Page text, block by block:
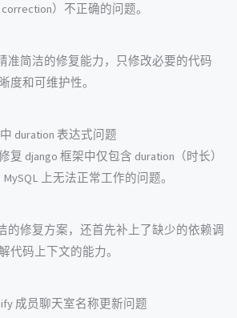
）不正确的问题。
准简洁的修复能力，只修改必要的代码
度和可维护性。
duration 表达式问题
django 框架中仅包含 duration（时长）
上无法正常工作的问题。
的修复方案，还首先补上了缺少的依赖调
代码上下文的能力。
成员聊天室名称更新问题